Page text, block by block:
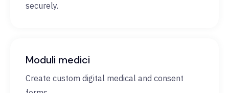
securely.
Moduli medici
Create custom digital medical and consent